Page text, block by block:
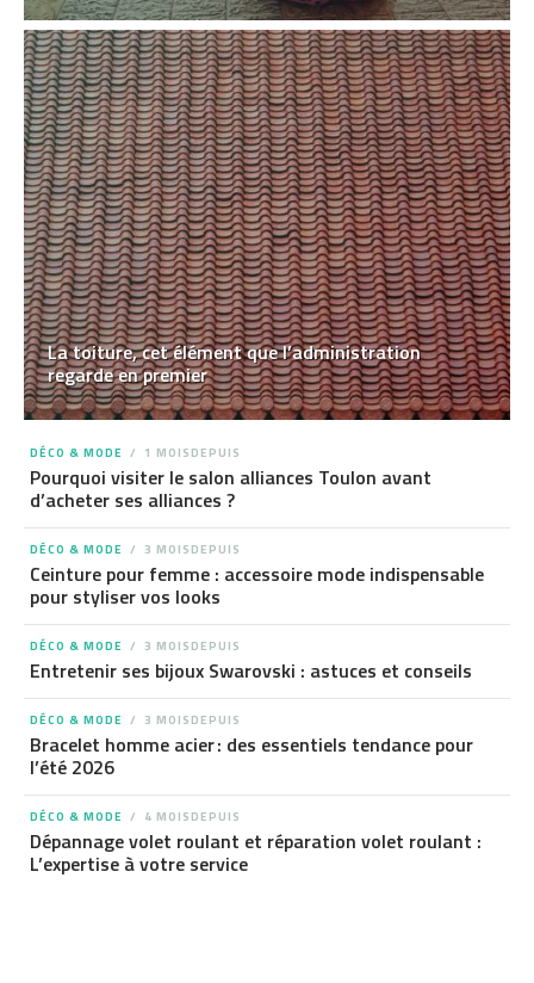
La toiture, cet élément que l’administration
regarde en premier
DÉCO & MODE 1 MOISDEPUIS
Pourquoi visiter le salon alliances Toulon avant
d’acheter ses alliances ?
DÉCO & MODE 3 MOISDEPUIS
Ceinture pour femme : accessoire mode indispensable
pour styliser vos looks
DÉCO & MODE 3 MOISDEPUIS
Entretenir ses bijoux Swarovski : astuces et conseils
DÉCO & MODE 3 MOISDEPUIS
Bracelet homme acier : des essentiels tendance pour
l’été 2026
DÉCO & MODE 4 MOISDEPUIS
Dépannage volet roulant et réparation volet roulant :
L’expertise à votre service